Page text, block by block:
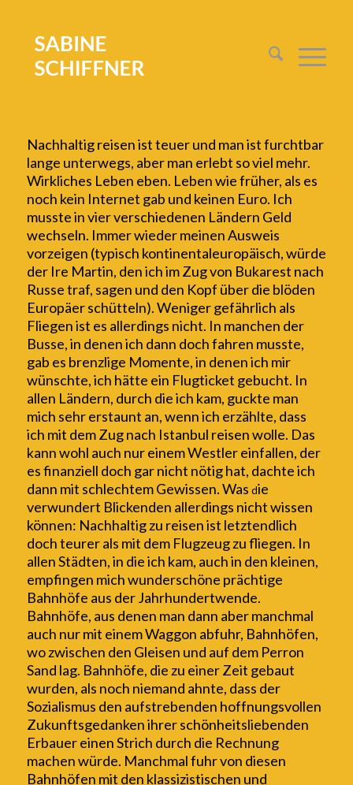
Nachhaltig reisen ist teuer und man ist furchtbar
lange unterwegs, aber man erlebt soviel mehr.
Wirkliches Leben eben. Leben wie früher, als es
noch kein Internet gab und keinen Euro. Ich
musste in vier verschiedenen Ländern Geld
wechseln. Immer wieder meinen Ausweis
vorzeigen (typisch kontinentaleuropäisch, würde
der Ire Martin, den ich im Zug von Bukarest nach
Russe traf, sagen und den Kopf über die blöden
Europäer schütteln).Weniger gefährlich als
Fliegen ist es allerdings nicht. In manchen der
Busse, in denen ich dann doch fahren musste,
gab es brenzlige Momente, in denen ich mir
wünschte, ich hätte ein Flugticket gebucht. In
allen Ländern, durch die ich kam, guckte man
mich sehr erstaunt an, wenn ich erzählte, dass
ich mit dem Zug nach Istanbul reisen wolle. Das
kann wohl auch nur einem Westler einfallen, der
es finanziell doch gar nicht nötig hat, dachte ich
dann mit schlechtem Gewissen. Was die
verwundert Blickenden allerdings nicht wissen
können: Nachhaltig zu reisen ist letztendlich
doch teurer als mit dem Flugzeug zu fliegen. In
allen Städten, in die ich kam, auch in den kleinen,
empfingen mich wunderschöne prächtige
Bahnhöfe aus der Jahrhundertwende.
Bahnhöfe, aus denen man dann aber manchmal
auch nur mit einem Waggon abfuhr, Bahnhöfen,
wo zwischen den Gleisen und auf dem Perron
Sand lag. Bahnhöfe, die zu einer Zeit gebaut
wurden, als noch niemand ahnte, dass der
Sozialismus den aufstrebenden hoffnungsvollen
Zukunftsgedankenihrer schönheitsliebenden
Erbauer einen Strich durch die Rechnung
machen würde. Manchmal fuhrvon diesen
Bahnhöfen mit den klassizistischen und